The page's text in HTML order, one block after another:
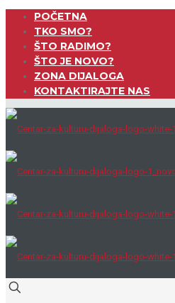
POČETNA
TKO SMO?
ŠTO RADIMO?
ŠTO JE NOVO?
ZONA DIJALOGA
KONTAKTIRAJTE NAS